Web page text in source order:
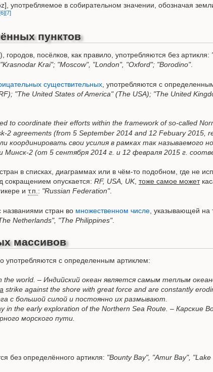
употребляемое в собирательном значении, обозначая
[7]
пунктов
посёлков, как правило, употребляются без артикля:
Krai"; "Moscow", "London", "Oxford"; "Borodino".
существительных , употребляются с
"The United States of America" (The USA); "The United
to coordinate their efforts within the framework of so-called
2 agreements (from 5 September 2014 and 12 Febuary 2015,
координировать свои усилия в рамках так называемого
Минск-2 (от 5 сентября 2014 г. и 12 февраля 2015 г.
в списках, диаграммах или в чём-то подобном, где не
сокращением опускается: RF, USA, UK, тоже самое может
и т.п.: "Russian Federation".
названиями стран во множественном числе , указывающей на
Netherlands", "The Philippines".
массивов
употребляются с определенным артиклем:
the world. – Индийский океан является самым теплым
strike against the shore with great force and are constantly
с большой силой и постоянно их размывают.
in the early exploration of the Northern Sea Route. – Карские
морского пути.
без определённого артикля: "Bounty Bay", "Amur Bay", "Lake